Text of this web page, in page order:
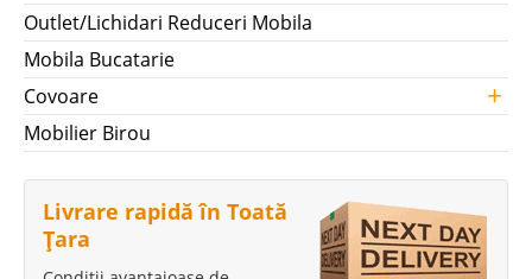
Outlet/Lichidari Reduceri Mobila
Mobila Bucatarie
Covoare
+
Mobilier Birou
Livrare rapidă în Toată
Țara